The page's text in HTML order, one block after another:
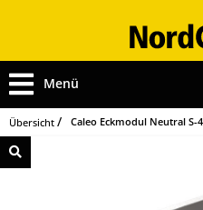
Menü
Übersicht Caleo Eckmodul Neutral S-